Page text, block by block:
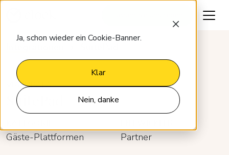
Ja, schon wieder ein Cookie-Banner.
Klar
Nein, danke
VIA IMPALA
SuitePad
Gäste-Plattformen Partner